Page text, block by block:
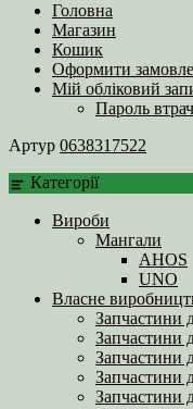
Головна
Магазин
Кошик
Оформити
Мій обліковий
Пароль
Артур 0638317522
Категорії
Вироби
Мангали
AHOS
UNO
Власне
Запчастини
Запчастини
Запчастини
Запчастини
Запчастини